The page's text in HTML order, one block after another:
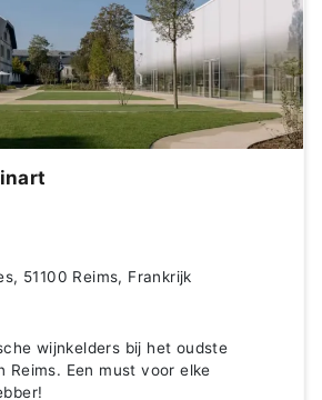
51100 Reims, Frankrijk
wijnkelders bij het oudste
Reims. Een must voor elke